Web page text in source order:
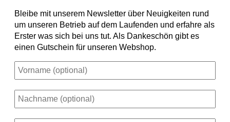
Bleibe mit unserem Newsletter über Neuigkeiten rund
um unseren Betrieb auf dem Laufenden und erfahre als
Erster was sich bei uns tut. Als Dankeschön gibt es
einen Gutschein für unseren Webshop.